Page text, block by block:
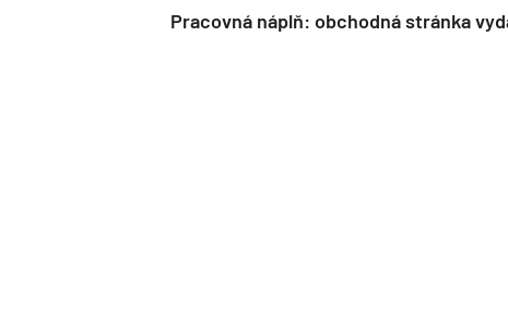
Pracovná náplň: obchodná stránka